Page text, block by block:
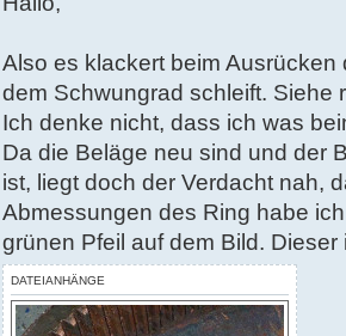
Also es klackert beim
dem Schwungrad schleift. Siehe
Ich denke nicht, dass ich was
Da die Beläge neu sind und der
ist, liegt doch der Verdacht nah,
Abmessungen des Ring habe
grünen Pfeil auf dem Bild.
DATEIANHÄNGE